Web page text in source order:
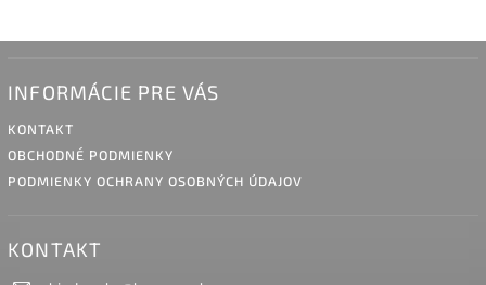
INFORMÁCIE PRE VÁS
KONTAKT
OBCHODNÉ PODMIENKY
PODMIENKY OCHRANY OSOBNÝCH ÚDAJOV
KONTAKT